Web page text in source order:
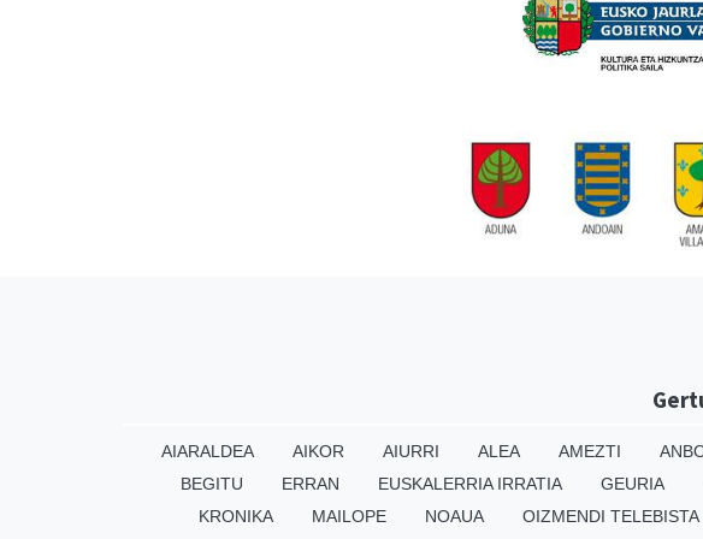
AIARALDEA AIKOR AIURRI ALEA AMEZTI
BEGITU
ERRAN EUSKALERRIA IRRATIA GEURIA
KRONIKA
MAILOPE NOAUA OIZMENDI TELEBISTA